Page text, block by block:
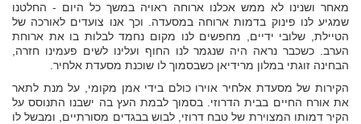
מאחר ושנינו לא ממש אכלנו ארוחה ראויה במשך כל היום - החלטנו
שמגיע לנו פינוק בדמות ארוחה במסעדה. וכך אנו צועדים לאורכה של
הטיילת, שלובי ידיים, מחפשים לנו מקום נחמד לבלות בו את ארוחת
הערב. כשכבר נראה היה שנגמר לנו החוף ועלינו לשים פעמינו חזרה,
הבחינה זוגתי במלון מרידיאן כשבסמוך לו שוכנת מסעדת אלחיר.
הקירות של מסעדת אלחיר אוירו כולם בידי אמן מקומי, על מנת לתאר
את אורח החיים בבית הדרוזי. בסמוך לבמת העץ בה ישבנו התנוסס על
הקיר דמותו המצוירת של טבח דרוזי, לבוש בבגדים מסורתיים, ומבשל לו